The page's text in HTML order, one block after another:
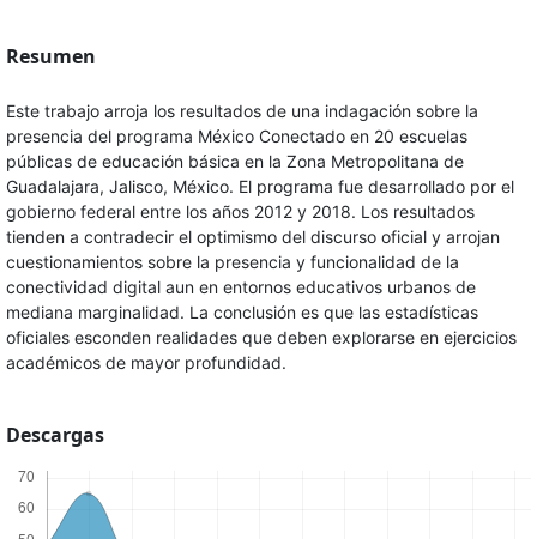
Resumen
Este trabajo arroja los resultados de una indagación sobre la
presencia del programa México Conectado en 20 escuelas
públicas de educación básica en la Zona Metropolitana de
Guadalajara, Jalisco, México. El programa fue desarrollado por el
gobierno federal entre los años 2012 y 2018. Los resultados
tienden a contradecir el optimismo del discurso oficial y arrojan
cuestionamientos sobre la presencia y funcionalidad de la
conectividad digital aun en entornos educativos urbanos de
mediana marginalidad. La conclusión es que las estadísticas
oficiales esconden realidades que deben explorarse en ejercicios
académicos de mayor profundidad.
Descargas